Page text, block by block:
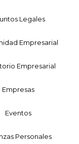
Legales
Empresarial
Empresarial
Empresas
Eventos
Personales